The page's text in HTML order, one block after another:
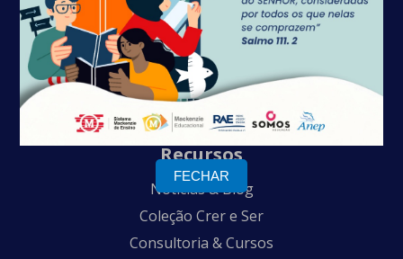
Financeiro: financeiroanep@gmail.com
Telefone: (61) 3247-7720
WhatsApp: +55 (61) 98179-5322
CNPJ: 04.152.929/0001-97
Recursos
Notícias & Blog
Coleção Crer e Ser
Consultoria & Cursos
FECHAR